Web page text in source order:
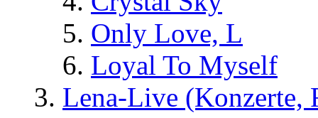
Only Love, L
Loyal To Myself
Lena-Live (Konzerte,